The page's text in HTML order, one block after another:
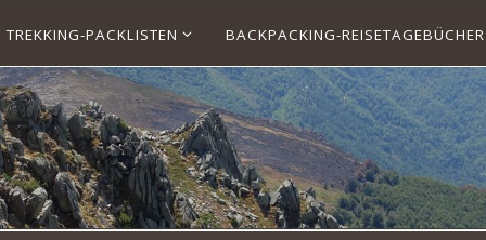
TREKKING-PACKLISTEN BACKPACKING-REISETAGEBÜCHER